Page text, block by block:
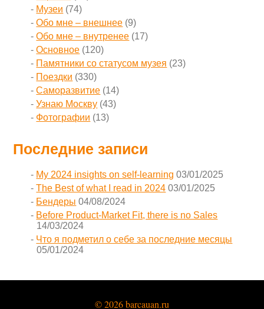
Музеи (74)
Обо мне – внешнее (9)
Обо мне – внутренее (17)
Основное (120)
Памятники со статусом музея (23)
Поездки (330)
Саморазвитие (14)
Узнаю Москву (43)
Фотографии (13)
Последние записи
My 2024 insights on self-learning 03/01/2025
The Best of what I read in 2024 03/01/2025
Бендеры 04/08/2024
Before Product-Market Fit, there is no Sales
14/03/2024
Что я подметил о себе за последние месяцы
05/01/2024
© 2026 barcauan.ru